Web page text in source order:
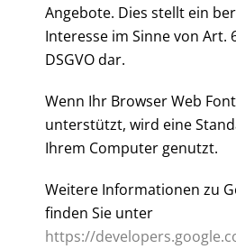
Angebote. Dies stellt ein
Interesse im Sinne von Art.
DSGVO dar.
Wenn Ihr Browser Web
unterstützt, wird eine
Ihrem Computer genutzt.
Weitere Informationen zu
finden Sie unter
https://